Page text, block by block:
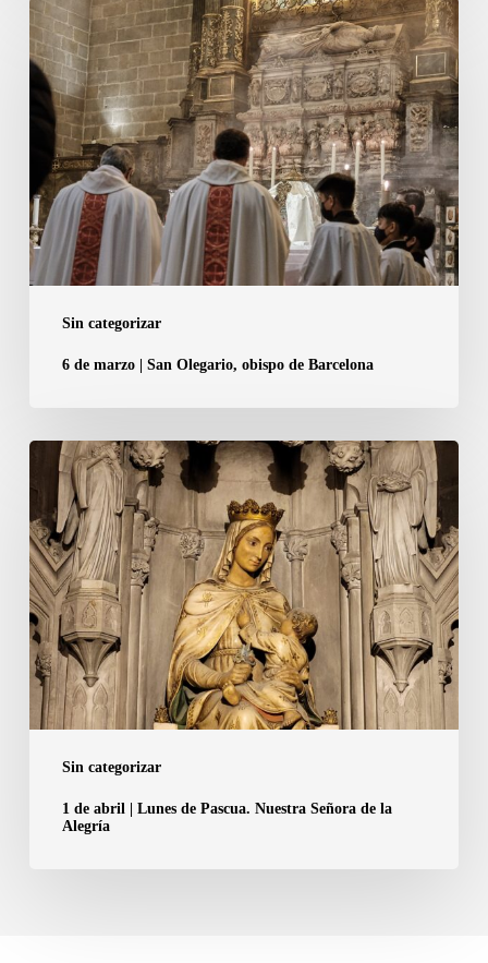
tretze
els
membres
Capítol
de
la
Catedral
Barcelona
Sin categorizar
6
de
marzo
Olegario,
obispo
de
Barcelona
6 de marzo | San Olegario, obispo de Barcelona
Sin categorizar
de
abril
|
Lunes
de
Pascua.
Nuestra
Señora
de
1 de abril | Lunes de Pascua. Nuestra Señora de la
Alegría